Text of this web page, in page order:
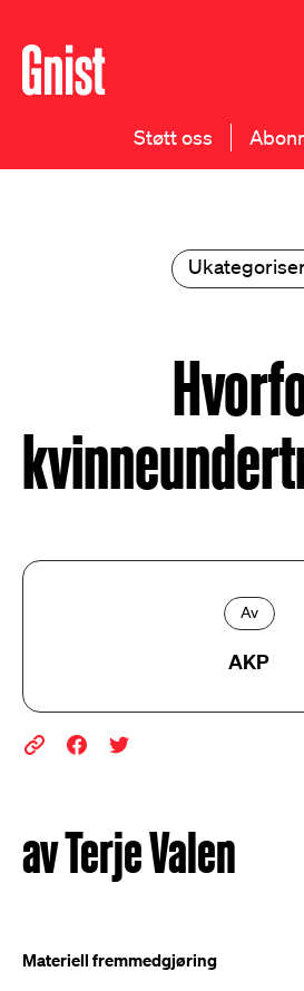
Støtt oss
Av
AKP
av Terje Valen
Materiell fremmedgjøring